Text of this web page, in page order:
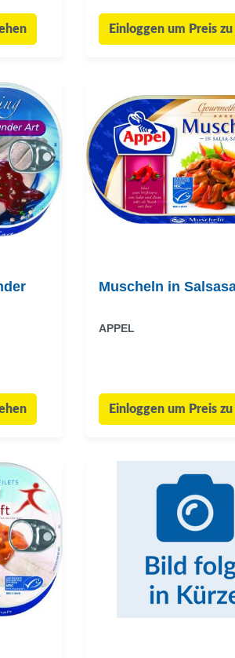
Einloggen um Preis
Muscheln in
APPEL
Einloggen um Preis